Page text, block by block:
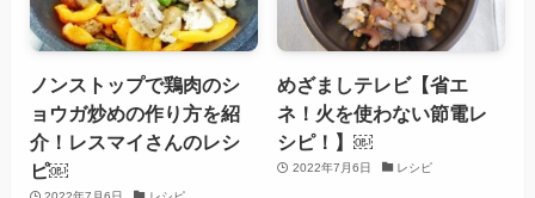
ノンストップで鶏肉のシ
ョウガ炒めの作り方を紹
介！レスマイさんのレシ
ピ￼
めざましテレビ【省エ
ネ！火を使わない節電レ
シピ！】￼
2022年7月6日 レシピ